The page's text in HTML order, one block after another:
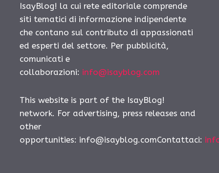
IsayBlog! la cui rete editoriale comprende
siti tematici di informazione indipendente
che contano sul contributo di appassionati
ed esperti del settore. Per pubblicità,
comunicati e
collaborazioni: info@isayblog.com
This website is part of the IsayBlog!
network. For advertising, press releases and
other
opportunities: info@isayblog.comContattaci: